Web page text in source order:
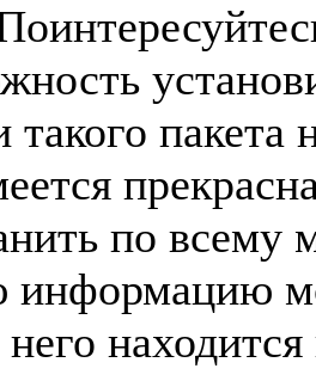
такого пакета
по
информацию